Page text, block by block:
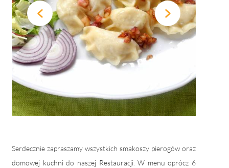
Serdecznie zapraszamy wszystkich smakoszy pierogów oraz
domowej kuchni do naszej Restauracji. W menu oprócz 6